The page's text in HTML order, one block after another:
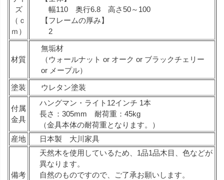
ズ
（ｃ
ｍ）
幅110 奥行6.8 高さ50～100
【フレームの厚み】
2
材質
無垢材
（ウォールナット or オーク or ブラックチェリー
or メープル）
塗装
ウレタン塗装
付属
金具
ハングマン・ライト12インチ 1本
長さ：305mm 耐荷重：45kg
（金具本体の耐荷重となります。）
産地
日本製 大川家具
備考
天然木を使用しているため、1品1品木目、色などが
異なります。
自然のものですので、ご了承お願いします。